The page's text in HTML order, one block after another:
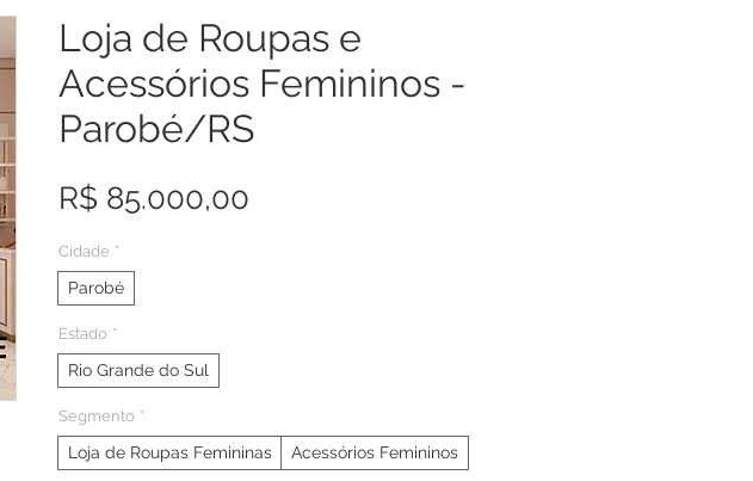
Loja de Roupas e
Acessórios Femininos -
Parobé/RS
R$ 85.000,00
Cidade *
Parobé
Estado *
Rio Grande do Sul
Segmento *
Loja de Roupas Femininas Acessórios Femininos